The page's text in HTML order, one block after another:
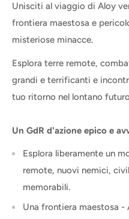
Unisciti al viaggio di Aloy
frontiera maestosa e
misteriose minacce.
Esplora terre remote,
grandi e terrificanti e
tuo ritorno nel lontano
Un GdR d'azione epico e
Esplora liberamente un
remote, nuovi nemici,
memorabili.
Una frontiera maestosa